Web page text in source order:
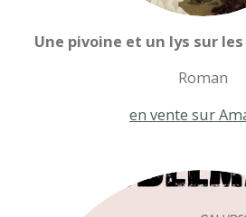
Une pivoine et un lys sur
Roman
en vente sur